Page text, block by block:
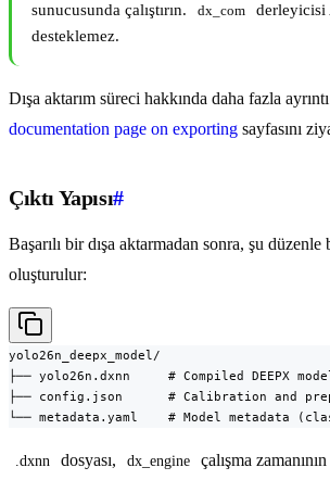
sunucusunda çalıştırın.
dx_com
derleyicisi
desteklemez.
Dışa aktarım süreci hakkında daha fazla
documentation page on exporting sayfasını
Çıktı Yapısı#
Başarılı bir dışa aktarmadan sonra, şu
oluşturulur:
yolo26n_deepx_model/
├── yolo26n.dxnn     # Compiled DEEPX
├── config.json      # Calibration and
└── metadata.yaml    # Model metadata
.dxnn dosyası, dx_engine
çalışma